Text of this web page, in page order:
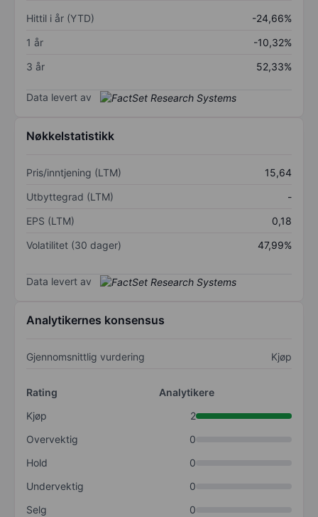
Hittil i år (YTD)
-24,66%
1 år
-10,32%
3 år
52,33%
Data levert av
Nøkkelstatistikk
Pris/inntjening (LTM)
15,64
Utbyttegrad (LTM)
-
EPS (LTM)
0,18
Volatilitet (30 dager)
47,99%
Data levert av
Analytikernes konsensus
Gjennomsnittlig vurdering Kjøp
Rating
Analytikere
Kjøp
2
Overvektig
0
Hold
0
Undervektig
0
Selg
0